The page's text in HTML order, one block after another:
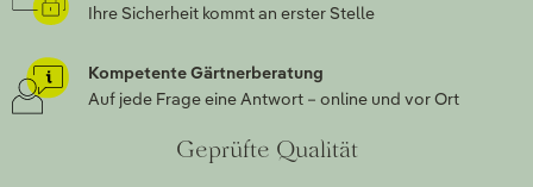
Ihre Sicherheit kommt an erster Stelle
Kompetente Gärtnerberatung
Auf jede Frage eine Antwort – online und vor Ort
Geprüfte Qualität